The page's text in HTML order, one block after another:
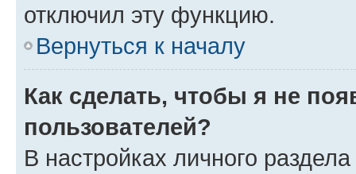
отключил эту функцию.
Вернуться к началу
Как сделать, чтобы я не
пользователей?
В настройках личного